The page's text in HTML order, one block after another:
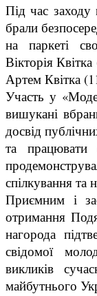
Під час заходу
брали
на паркеті
Вікторія
Артем Квітка
Участь у
вишукані
досвід
та працювати
спілкування та
Приємним і
отримання
нагорода
свідомої
викликів
майбутнього